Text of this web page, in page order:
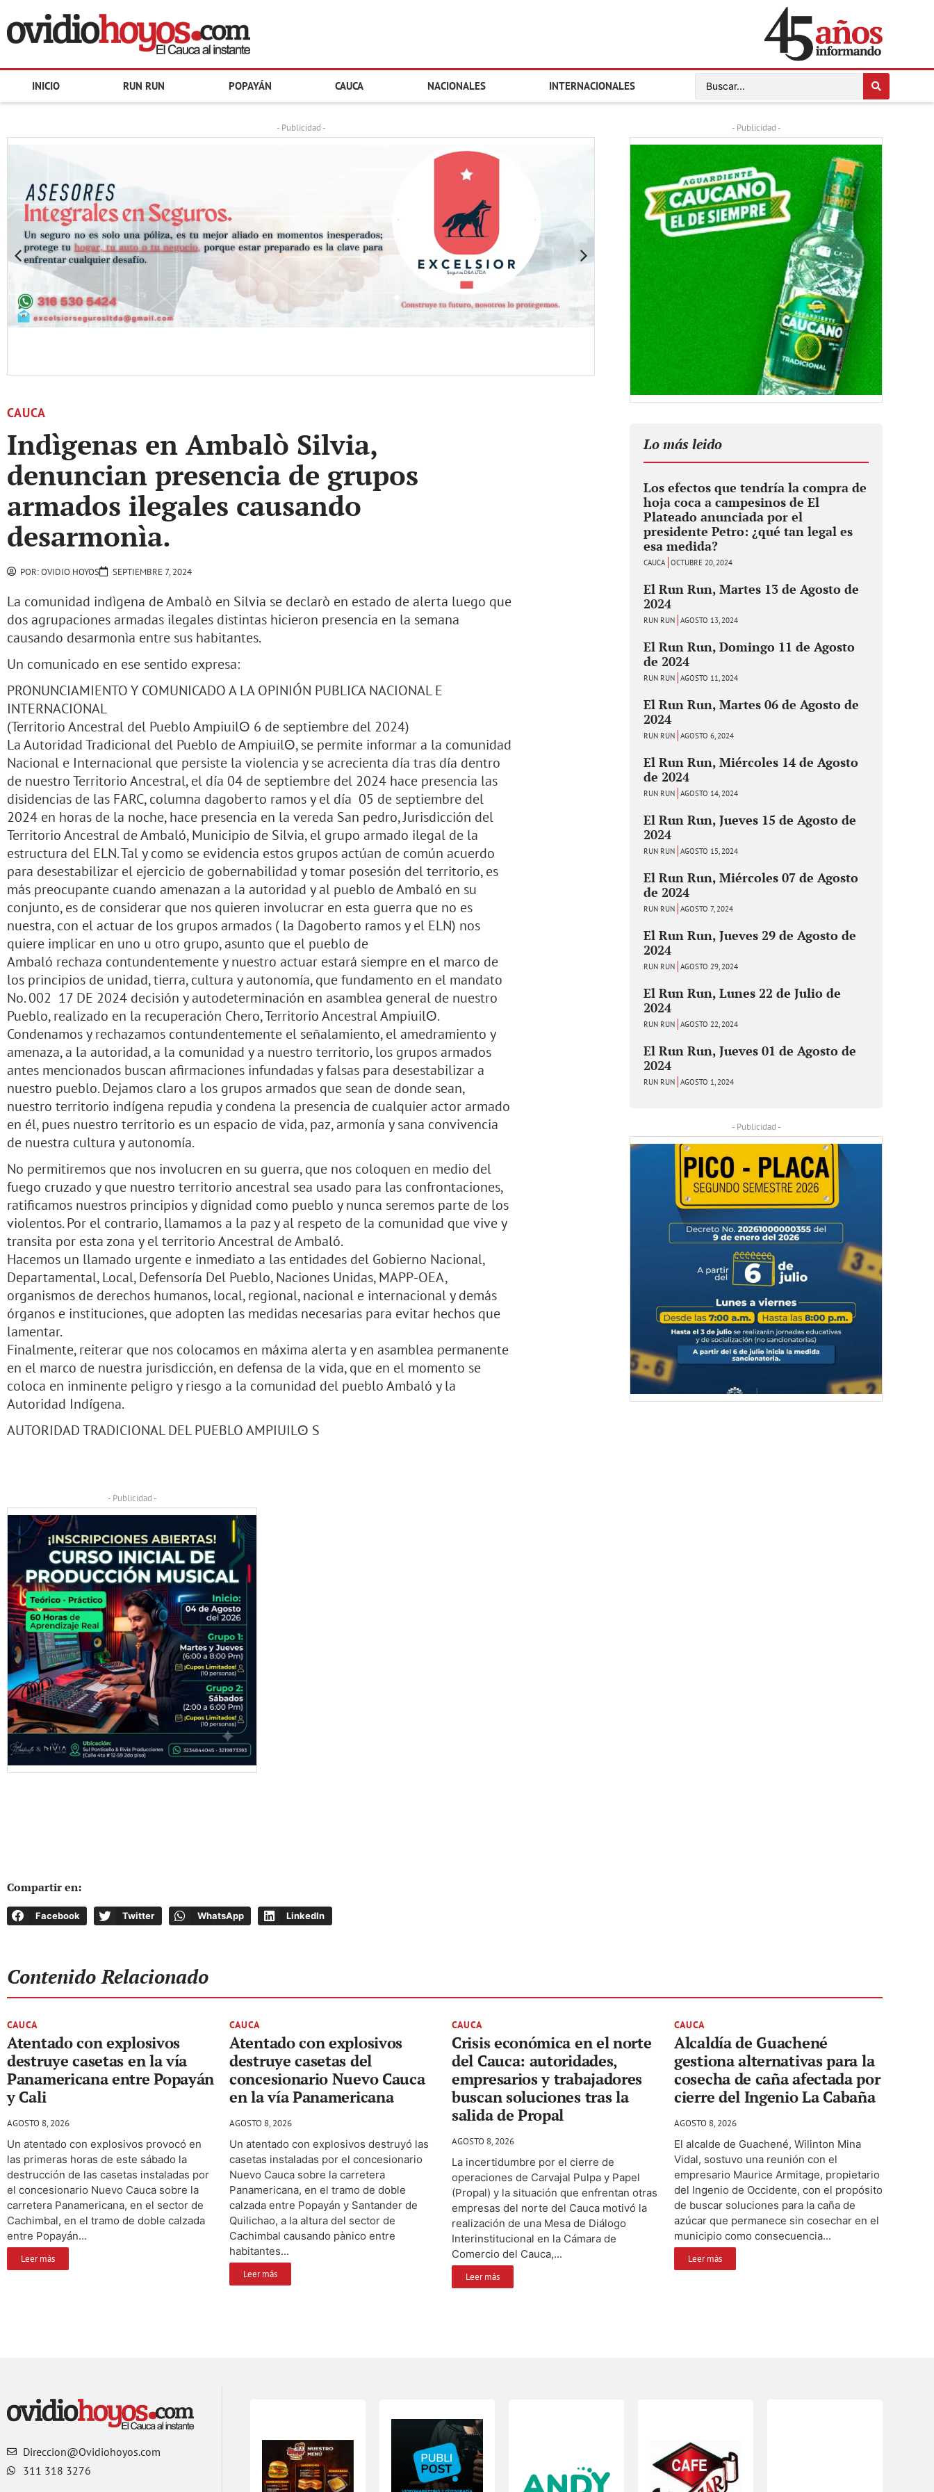
INICIO RUN RUN POPAYÁN CAUCA NACIONALES INTERNACIONALES
- Publicidad -
CAUCA
Indìgenas en Ambalò Silvia,
denuncian presencia de grupos
armados ilegales causando
desarmonìa.
POR:OVIDIO HOYOS SEPTIEMBRE 7, 2024
La comunidad indìgena de Ambalò en Silvia se declarò en estado de alerta luego que
dos agrupaciones armadas ilegales distintas hicieron presencia en la semana
causando desarmonìa entre sus habitantes.
Un comunicado en ese sentido expresa:
PRONUNCIAMIENTO Y COMUNICADO A LA OPINIÓN PUBLICA NACIONAL E
INTERNACIONAL
(Territorio Ancestral del Pueblo Ampiuilʘ 6 de septiembre del 2024)
La Autoridad Tradicional del Pueblo de Ampiuilʘ, se permite informar a la comunidad
Nacional e Internacional que persiste la violencia y se acrecienta día tras día dentro
de nuestro Territorio Ancestral, el día 04 de septiembre del 2024 hace presencia las
disidencias de las FARC, columna dagoberto ramos y el día 05 de septiembre del
2024 en horas de la noche, hace presencia en la vereda San pedro, Jurisdicción del
Territorio Ancestral de Ambaló, Municipio de Silvia, el grupo armado ilegal de la
estructura del ELN. Tal y como se evidencia estos grupos actúan de común acuerdo
para desestabilizar el ejercicio de gobernabilidad y tomar posesión del territorio, es
más preocupante cuando amenazan a la autoridad y al pueblo de Ambaló en su
conjunto, es de considerar que nos quieren involucrar en esta guerra que no es
nuestra, con el actuar de los grupos armados ( la Dagoberto ramos y el ELN) nos
quiere implicar en uno u otro grupo, asunto que el pueblo de
Ambaló rechaza contundentemente y nuestro actuar estará siempre en el marco de
los principios de unidad, tierra, cultura y autonomía, que fundamento en el mandato
No. 002 17 DE 2024 decisión y autodeterminación en asamblea general de nuestro
Pueblo, realizado en la recuperación Chero, Territorio Ancestral Ampiuilʘ.
Condenamos y rechazamos contundentemente el señalamiento, el amedramiento y
amenaza, a la autoridad, a la comunidad y a nuestro territorio, los grupos armados
antes mencionados buscan afirmaciones infundadas y falsas para desestabilizar a
nuestro pueblo. Dejamos claro a los grupos armados que sean de donde sean,
nuestro territorio indígena repudia y condena la presencia de cualquier actor armado
en él, pues nuestro territorio es un espacio de vida, paz, armonía y sana convivencia
de nuestra cultura y autonomía.
No permitiremos que nos involucren en su guerra, que nos coloquen en medio del
fuego cruzado y que nuestro territorio ancestral sea usado para las confrontaciones,
ratificamos nuestros principios y dignidad como pueblo y nunca seremos parte de los
violentos. Por el contrario, llamamos a la paz y al respeto de la comunidad que vive y
transita por esta zona y el territorio Ancestral de Ambaló.
Hacemos un llamado urgente e inmediato a las entidades del Gobierno Nacional,
Departamental, Local, Defensoría Del Pueblo, Naciones Unidas, MAPP-OEA,
organismos de derechos humanos, local, regional, nacional e internacional y demás
órganos e instituciones, que adopten las medidas necesarias para evitar hechos que
lamentar.
Finalmente, reiterar que nos colocamos en máxima alerta y en asamblea permanente
en el marco de nuestra jurisdicción, en defensa de la vida, que en el momento se
coloca en inminente peligro y riesgo a la comunidad del pueblo Ambaló y la
Autoridad Indígena.
AUTORIDAD TRADICIONAL DEL PUEBLO AMPIUILʘ S
- Publicidad -
Compartir en:
Facebook Twitter WhatsApp LinkedIn
- Publicidad -
Lo más leido
Los efectos que tendría la compra de
hoja coca a campesinos de El
Plateado anunciada por el
presidente Petro: ¿qué tan legal es
esa medida?
CAUCA OCTUBRE 20, 2024
El Run Run, Martes 13 de Agosto de
2024
RUN RUN AGOSTO 13, 2024
El Run Run, Domingo 11 de Agosto
de 2024
RUN RUN AGOSTO 11, 2024
El Run Run, Martes 06 de Agosto de
2024
RUN RUN AGOSTO 6, 2024
El Run Run, Miércoles 14 de Agosto
de 2024
RUN RUN AGOSTO 14, 2024
El Run Run, Jueves 15 de Agosto de
2024
RUN RUN AGOSTO 15, 2024
El Run Run, Miércoles 07 de Agosto
de 2024
RUN RUN AGOSTO 7, 2024
El Run Run, Jueves 29 de Agosto de
2024
RUN RUN AGOSTO 29, 2024
El Run Run, Lunes 22 de Julio de
2024
RUN RUN AGOSTO 22, 2024
El Run Run, Jueves 01 de Agosto de
2024
RUN RUN AGOSTO 1, 2024
- Publicidad -
Contenido Relacionado
CAUCA
Atentado con explosivos
destruye casetas en la vía
Panamericana entre Popayán
y Cali
AGOSTO 8, 2026
Un atentado con explosivos provocó en
las primeras horas de este sábado la
destrucción de las casetas instaladas por
el concesionario Nuevo Cauca sobre la
carretera Panamericana, en el sector de
Cachimbal, en el tramo de doble calzada
entre Popayán...
Leer más
CAUCA
Atentado con explosivos
destruye casetas del
concesionario Nuevo Cauca
en la vía Panamericana
AGOSTO 8, 2026
Un atentado con explosivos destruyó las
casetas instaladas por el concesionario
Nuevo Cauca sobre la carretera
Panamericana, en el tramo de doble
calzada entre Popayán y Santander de
Quilichao, a la altura del sector de
Cachimbal causando pànico entre
habitantes...
Leer más
CAUCA
Crisis económica en el norte
del Cauca: autoridades,
empresarios y trabajadores
buscan soluciones tras la
salida de Propal
AGOSTO 8, 2026
La incertidumbre por el cierre de
operaciones de Carvajal Pulpa y Papel
(Propal) y la situación que enfrentan otras
empresas del norte del Cauca motivó la
realización de una Mesa de Diálogo
Interinstitucional en la Cámara de
Comercio del Cauca,...
Leer más
CAUCA
Alcaldía de Guachené
gestiona alternativas para la
cosecha de caña afectada por
cierre del Ingenio La Cabaña
AGOSTO 8, 2026
El alcalde de Guachené, Wilinton Mina
Vidal, sostuvo una reunión con el
empresario Maurice Armitage, propietario
del Ingenio de Occidente, con el propósito
de buscar soluciones para la caña de
azúcar que permanece sin cosechar en el
municipio como consecuencia...
Leer más
Direccion@Ovidiohoyos.com
311 318 3276